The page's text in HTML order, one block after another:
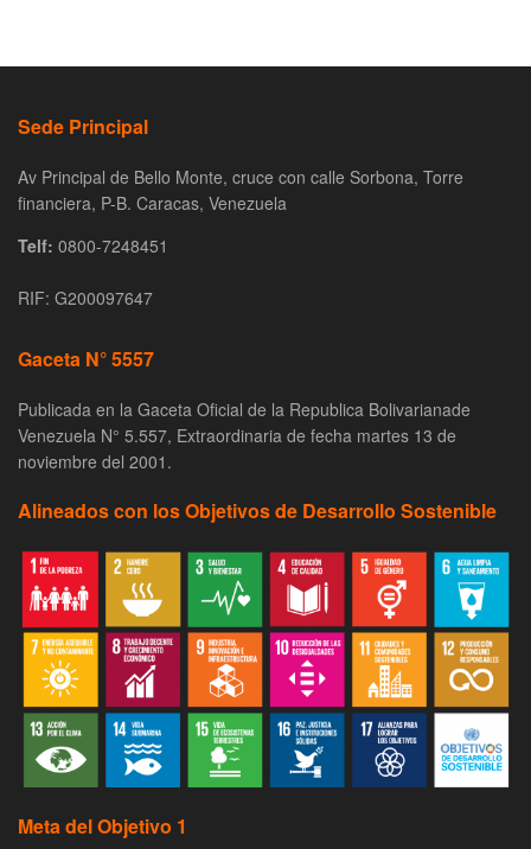
Sede Principal
Av Principal de Bello Monte, cruce con calle Sorbona, Torre
financiera, P-B. Caracas, Venezuela
Telf: 0800-7248451
RIF: G200097647
Gaceta N° 5557
Publicada en la Gaceta Oficial de la Republica Bolivarianade
Venezuela N° 5.557, Extraordinaria de fecha martes 13 de
noviembre del 2001.
Alineados con los Objetivos de Desarrollo Sostenible
Meta del Objetivo 1